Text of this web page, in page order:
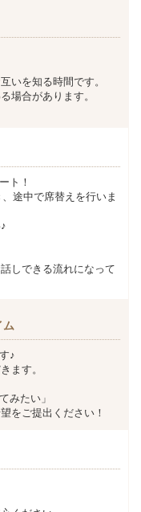
いを知る時間です。
場合があります。
ト！
途中で席替えを行いま
しできる流れになって
ム
♪
ます。
みたい」
をご提出ください！